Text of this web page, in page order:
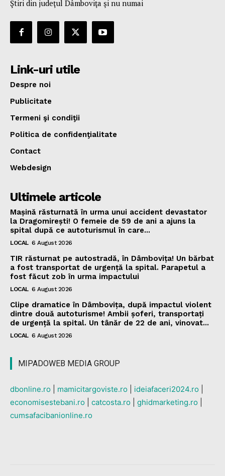
Ştiri din judeţul Dâmboviţa şi nu numai
Link-uri utile
Despre noi
Publicitate
Termeni şi condiţii
Politica de confidenţialitate
Contact
Webdesign
Ultimele articole
Mașină răsturnată în urma unui accident devastator
la Dragomirești! O femeie de 59 de ani a ajuns la
spital după ce autoturismul în care...
LOCAL 6 August 2026
TIR răsturnat pe autostradă, în Dâmbovița! Un bărbat
a fost transportat de urgență la spital. Parapetul a
fost făcut zob în urma impactului
LOCAL 6 August 2026
Clipe dramatice în Dâmbovița, după impactul violent
dintre două autoturisme! Ambii șoferi, transportați
de urgență la spital. Un tânăr de 22 de ani, vinovat...
LOCAL 6 August 2026
MIPADOWEB MEDIA GROUP
dbonline.ro mamicitargoviste.ro ideiafaceri2024.ro
economisestebani.ro
catcosta.ro ghidmarketing.ro
cumsafacibanionline.ro